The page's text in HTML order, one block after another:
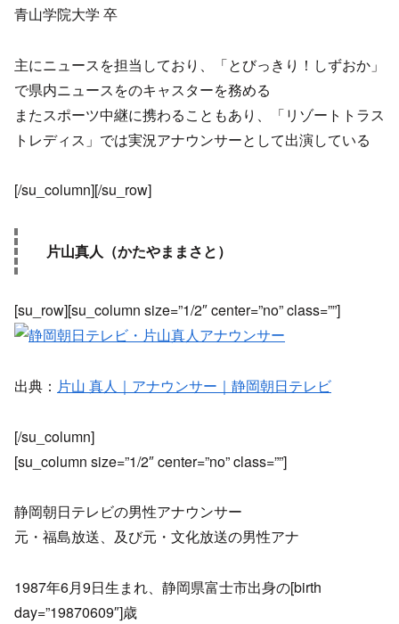
青山学院大学 卒
主にニュースを担当しており、「とびっきり！しずおか」
で県内ニュースをのキャスターを務める
またスポーツ中継に携わることもあり、「リゾートトラス
トレディス」では実況アナウンサーとして出演している
[/su_column][/su_row]
片山真人（かたやままさと）
[su_row][su_column size=”1/2″ center=”no” class=””]
出典： 片山 真人｜アナウンサー｜静岡朝日テレビ
[/su_column]
[su_column size=”1/2″ center=”no” class=””]
静岡朝日テレビの男性アナウンサー
元・福島放送、及び元・文化放送の男性アナ
1987年6月9日生まれ、静岡県富士市出身の[birth
day=”19870609″]歳